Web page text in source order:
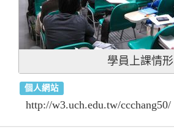
學員上課情形
個人網站
http://w3.uch.edu.tw/ccchang50/